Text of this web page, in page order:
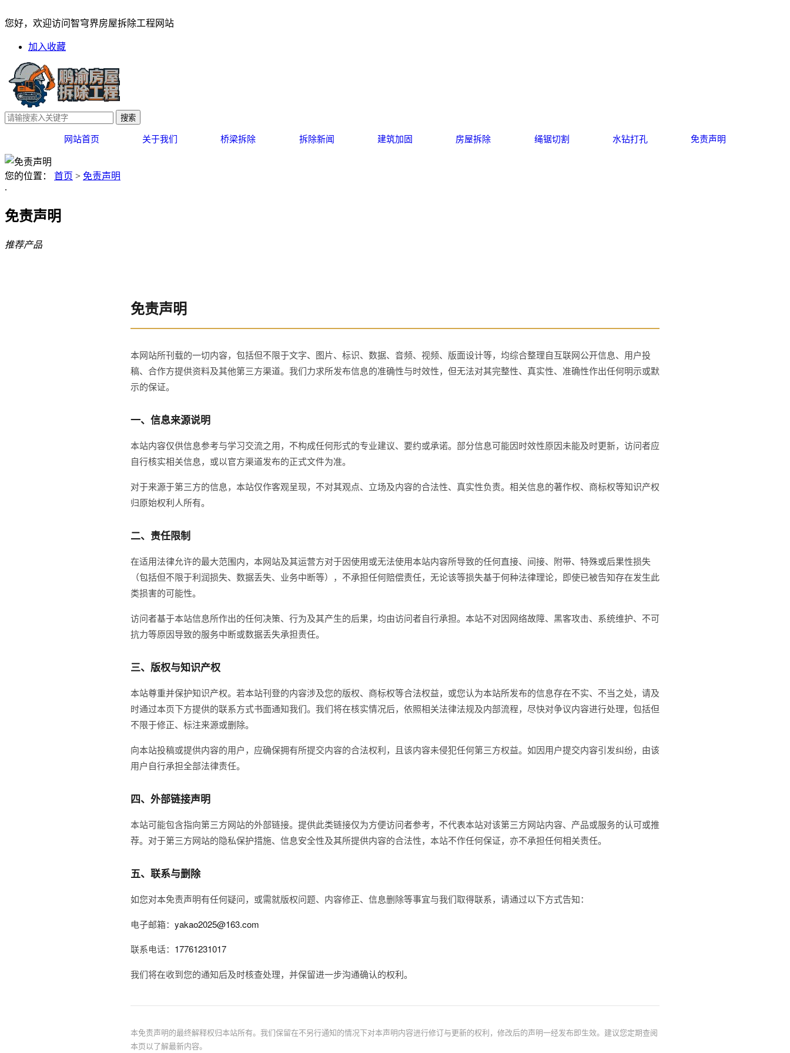
免责声明
您好，欢迎访问智穹界房屋拆除工程网站
加入收藏
网站首页 关于我们 桥梁拆除 拆除新闻 建筑加固 房屋拆除 绳锯切割 水钻打孔 免责声明
您的位置： 首页 > 免责声明
.
免责声明
推荐产品
免责声明
本网站所刊载的一切内容，包括但不限于文字、图片、标识、数据、音频、视频、版面设计等，均综合整理自互联网公开信息、用户投
稿、合作方提供资料及其他第三方渠道。我们力求所发布信息的准确性与时效性，但无法对其完整性、真实性、准确性作出任何明示或默
示的保证。
一、信息来源说明
本站内容仅供信息参考与学习交流之用，不构成任何形式的专业建议、要约或承诺。部分信息可能因时效性原因未能及时更新，访问者应
自行核实相关信息，或以官方渠道发布的正式文件为准。
对于来源于第三方的信息，本站仅作客观呈现，不对其观点、立场及内容的合法性、真实性负责。相关信息的著作权、商标权等知识产权
归原始权利人所有。
二、责任限制
在适用法律允许的最大范围内，本网站及其运营方对于因使用或无法使用本站内容所导致的任何直接、间接、附带、特殊或后果性损失
（包括但不限于利润损失、数据丢失、业务中断等），不承担任何赔偿责任，无论该等损失基于何种法律理论，即使已被告知存在发生此
类损害的可能性。
访问者基于本站信息所作出的任何决策、行为及其产生的后果，均由访问者自行承担。本站不对因网络故障、黑客攻击、系统维护、不可
抗力等原因导致的服务中断或数据丢失承担责任。
三、版权与知识产权
本站尊重并保护知识产权。若本站刊登的内容涉及您的版权、商标权等合法权益，或您认为本站所发布的信息存在不实、不当之处，请及
时通过本页下方提供的联系方式书面通知我们。我们将在核实情况后，依照相关法律法规及内部流程，尽快对争议内容进行处理，包括但
不限于修正、标注来源或删除。
向本站投稿或提供内容的用户，应确保拥有所提交内容的合法权利，且该内容未侵犯任何第三方权益。如因用户提交内容引发纠纷，由该
用户自行承担全部法律责任。
四、外部链接声明
本站可能包含指向第三方网站的外部链接。提供此类链接仅为方便访问者参考，不代表本站对该第三方网站内容、产品或服务的认可或推
荐。对于第三方网站的隐私保护措施、信息安全性及其所提供内容的合法性，本站不作任何保证，亦不承担任何相关责任。
五、联系与删除
如您对本免责声明有任何疑问，或需就版权问题、内容修正、信息删除等事宜与我们取得联系，请通过以下方式告知：
电子邮箱： yakao2025@163.com
联系电话： 17761231017
我们将在收到您的通知后及时核查处理，并保留进一步沟通确认的权利。
本免责声明的最终解释权归本站所有。我们保留在不另行通知的情况下对本声明内容进行修订与更新的权利，修改后的声明一经发布即生效。建议您定期查阅
本页以了解最新内容。